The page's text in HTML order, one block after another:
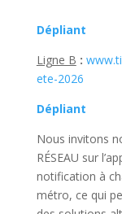
Dépliant
Ligne B :
ete-2026
Dépliant
Nous invitons
RÉSEAU sur
notification à
métro, ce qui